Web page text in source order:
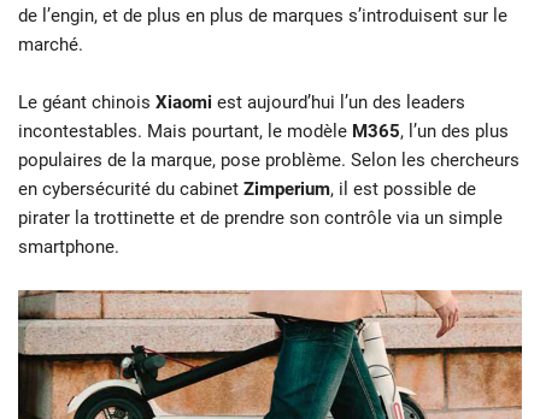
de l’engin, et de plus en plus de marques s’introduisent sur le
marché.
Le géant chinois Xiaomi est aujourd’hui l’un des leaders
incontestables. Mais pourtant, le modèle M365, l’un des plus
populaires de la marque, pose problème. Selon les chercheurs
en cybersécurité du cabinet Zimperium, il est possible de
pirater la trottinette et de prendre son contrôle via un simple
smartphone.